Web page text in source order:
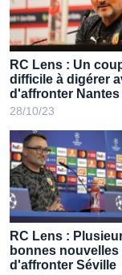
RC Lens : Un
difficile à digérer
d'affronter Nantes
28/10/23
RC Lens :
bonnes nouvelles
d'affronter Séville